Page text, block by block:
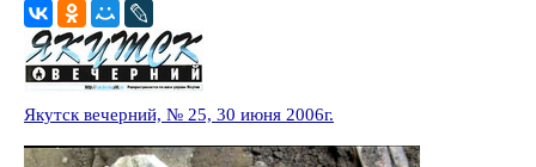
Якутск вечерний, № 25, 30 июня 2006г.